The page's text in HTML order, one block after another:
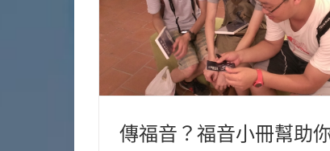
住
民
（Digital
native）
嗎？〉
中
傳福音？福音小冊幫助